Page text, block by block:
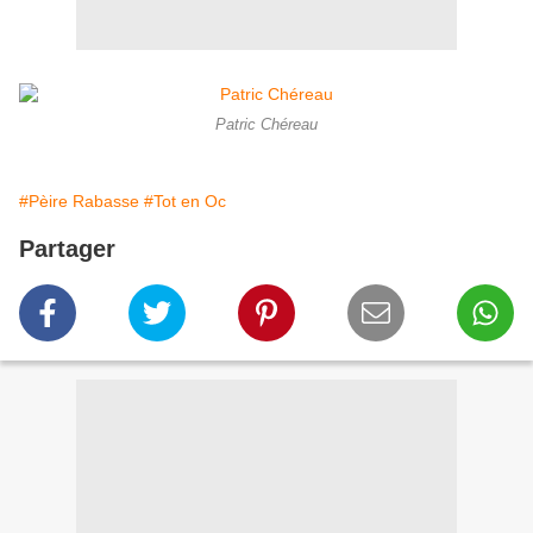
Patric Chéreau
#Pèire Rabasse #Tot en Oc
Partager